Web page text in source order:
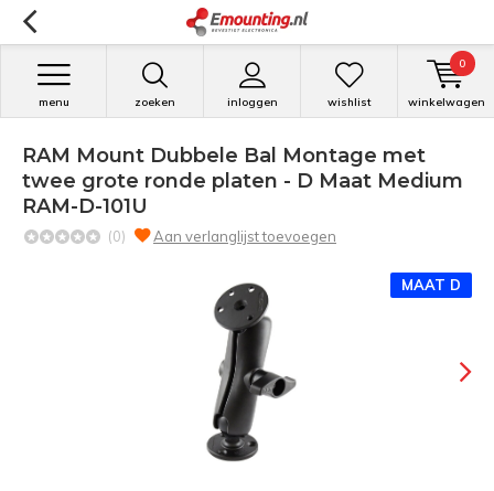
zoeken inloggen
menu wishlist winkelwagen
0
RAM Mount Dubbele Bal Montage met
twee grote ronde platen - D Maat Medium
RAM-D-101U
(0) Aan verlanglijst toevoegen
MAAT D